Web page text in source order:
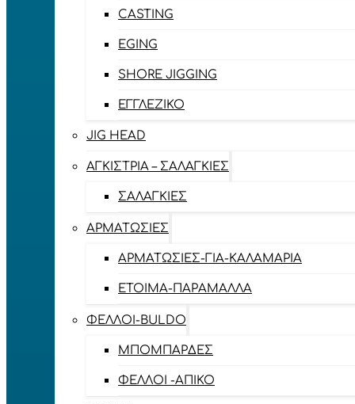
CASTING
EGING
SHORE JIGGING
ΕΓΓΛΈΖΙΚΟ
JIG HEAD
ΑΓΚΊΣΤΡΙΑ – ΣΑΛΑΓΚΙΈΣ
ΣΑΛΑΓΚΙΈΣ
ΑΡΜΑΤΩΣΙΈΣ
ΑΡΜΑΤΩΣΙΈΣ-ΓΙΑ-ΚΑΛΑΜΆΡΙΑ
ΈΤΟΙΜΑ-ΠΑΡΆΜΑΛΛΑ
ΦΕΛΛΟΊ-BULDO
ΜΠΟΜΠΆΡΔΕΣ
ΦΕΛΛΟΊ -ΑΠΊΚΟ